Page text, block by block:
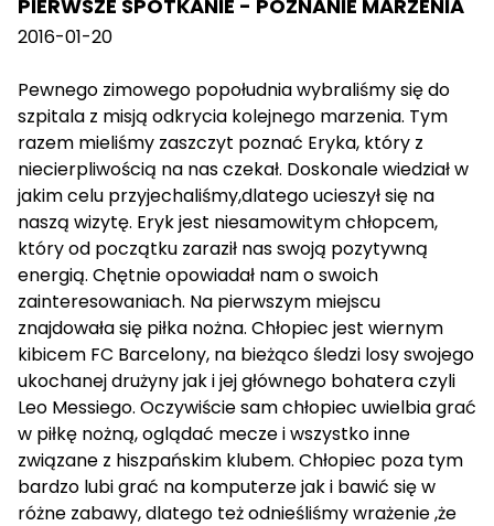
PIERWSZE SPOTKANIE - POZNANIE MARZENIA
2016-01-20
Pewnego zimowego popołudnia wybraliśmy się do
szpitala z misją odkrycia kolejnego marzenia. Tym
razem mieliśmy zaszczyt poznać Eryka, który z
niecierpliwością na nas czekał. Doskonale wiedział w
jakim celu przyjechaliśmy,dlatego ucieszył się na
naszą wizytę. Eryk jest niesamowitym chłopcem,
który od początku zaraził nas swoją pozytywną
energią. Chętnie opowiadał nam o swoich
zainteresowaniach. Na pierwszym miejscu
znajdowała się piłka nożna. Chłopiec jest wiernym
kibicem FC Barcelony, na bieżąco śledzi losy swojego
ukochanej drużyny jak i jej głównego bohatera czyli
Leo Messiego. Oczywiście sam chłopiec uwielbia grać
w piłkę nożną, oglądać mecze i wszystko inne
związane z hiszpańskim klubem. Chłopiec poza tym
bardzo lubi grać na komputerze jak i bawić się w
różne zabawy, dlatego też odnieśliśmy wrażenie ,że